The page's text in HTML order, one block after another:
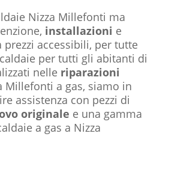
Nizza Millefonti ma
installazioni e
prezzi accessibili, per tutte
per tutti gli abitanti di
nelle riparazioni
Millefonti a gas, siamo in
assistenza con pezzi di
originale e una gamma
a gas a Nizza